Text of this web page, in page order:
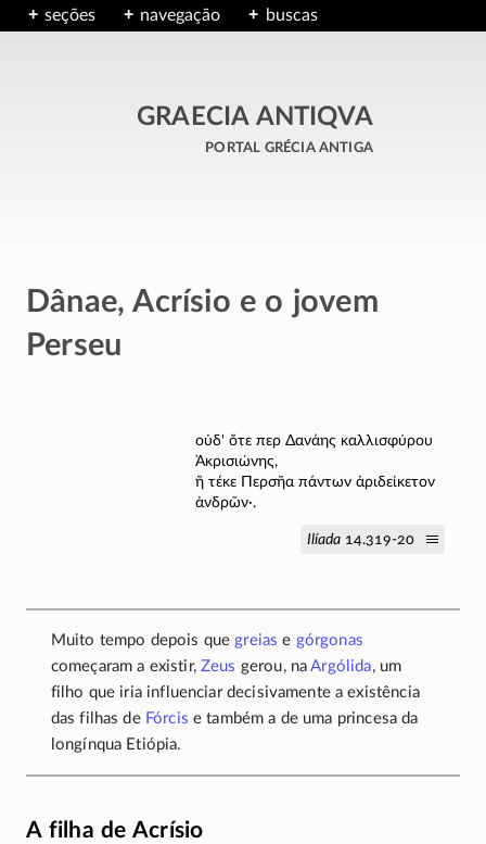
seções navegação buscas
GRAECIA ANTIQVA
portal grécia antiga
Dânae, Acrísio e o jovem
Perseu
οὐδ' ὅτε περ Δανάης καλλισφύρου
Ἀκρισιώνης,
ἣ τέκε Περσῆα πάντων ἀριδείκετον
ἀνδρῶν·.
Ilíada 14.319-20
Muito tempo depois que greias e górgonas
começaram a existir, Zeus gerou, naArgólida, um
filho que iria influenciar decisivamente a existência
das filhas de Fórcis e também a de uma princesa da
longínqua Etiópia.
A filha de Acrísio